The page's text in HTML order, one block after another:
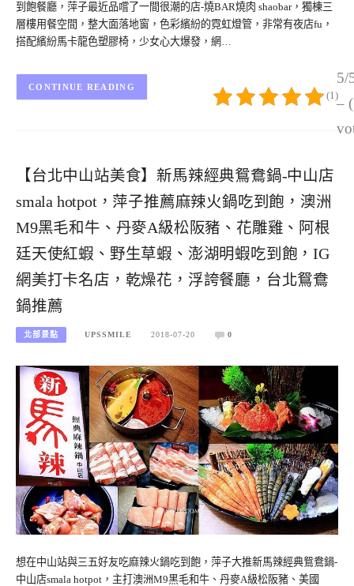
到飽餐廳，萍子最近品嚐了一間很潮的店-燒BAR燒肉 shaobar，獨棟三
層樓用餐空間，整大面落地窗，色彩繽紛的霓虹燈管，非常有夜店fu，
搭配繽紛馬卡龍色塑膠椅，少女心大爆發，網…
5/
–
(1)
CONTINUE READING
【台北中山站美食】新馬辣經典鴛鴦鍋-中山店
smala hotpot，萍子推薦麻辣火鍋吃到飽，澳洲
M9黑毛和牛、丹麥A級松阪豬、花雕雞、阿根
廷天使紅蝦、野生草蝦、澎湖明蝦吃到飽，IG
網美打卡名店，乾燥花，浮誇餐廳，台北鴛鴦
鍋推薦
北部景點 UPSSMILE 2018-07-20 0
想在中山站與三五好友吃麻辣火鍋吃到飽，萍子大推新馬辣經典鴛鴦鍋-
中山店smala hotpot，主打澳洲M9黑毛和牛、丹麥A級松阪豬、美國